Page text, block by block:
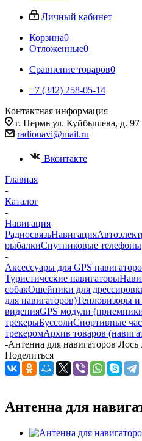
Личный кабинет
Корзина0
Отложенные0
Сравнение товаров0
+7 (342) 258-05-14
Контактная информация
г. Пермь ул. Куйбышева, д. 97
radionavi@mail.ru
Вконтакте
Главная
-
Каталог
-
Навигация
РадиосвязьНавигация
рыбалкиСпутниковые телефоны
-
Аксессуары для GPS
Туристические навигаторы
собакОшейники для
для навигаторов)Тепловизоры
виденияGPS модули
трекерыБуссолиСпортивные
трекеромАрхив товаров
-Антенна для навигаторов
Поделиться
Антенна для